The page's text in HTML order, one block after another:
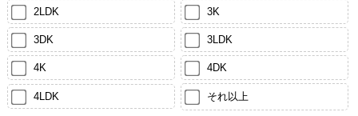
2LDK 3K
3DK 3LDK
4K 4DK
4LDK それ以上